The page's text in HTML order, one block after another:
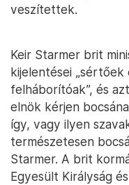
veszítettek.
Keir Starmer brit
kijelentései „sértőek
felháborítóak”, és
elnök kérjen
így, vagy ilyen
természetesen
Starmer. A brit
Egyesült Királyság